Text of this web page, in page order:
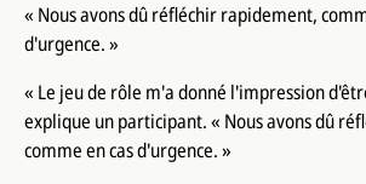
« Nous avons dû réfléchir rapidement,
d'urgence. »
« Le jeu de rôle m'a donné l'impression
explique un participant. « Nous avons dû
comme en cas d'urgence. »